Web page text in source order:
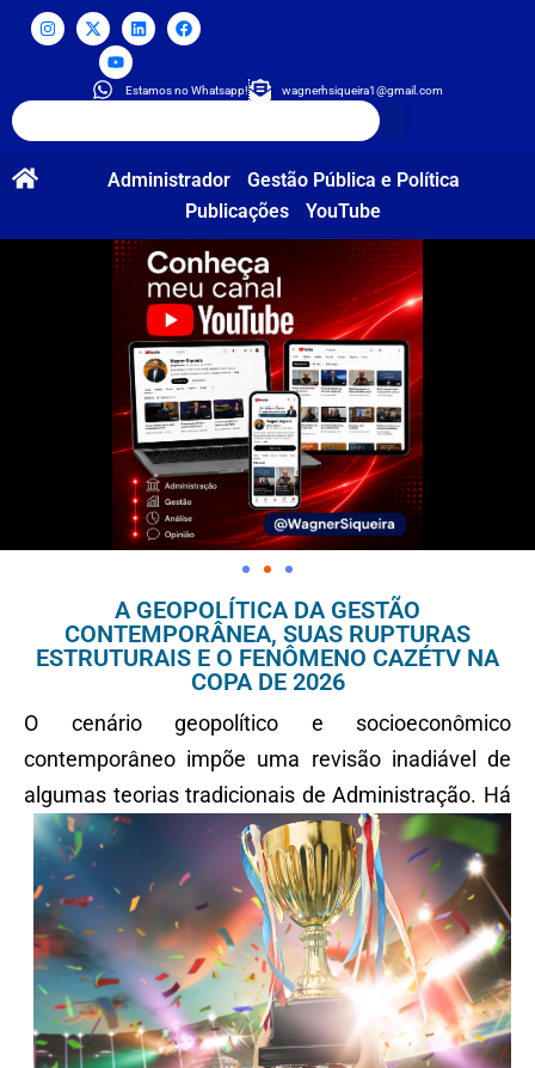
Estamos no Whatsapp! wagnerhsiqueira1@gmail.com
Administrador
Gestão Pública e Política
Publicações
YouTube
A GEOPOLÍTICA DA GESTÃO
CONTEMPORÂNEA, SUAS RUPTURAS
ESTRUTURAIS E O FENÔMENO CAZÉTV NA
COPA DE 2026
O cenário geopolítico e socioeconômico
contemporâneo impõe uma revisão inadiável de
algumas teorias tradicionais de Administração. Há